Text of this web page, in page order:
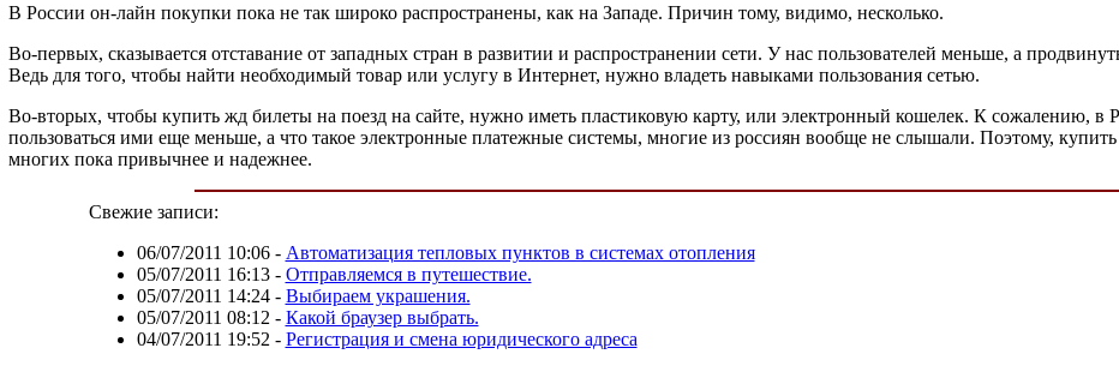
В России он-лайн покупки пока не так широко распространены, как на Западе. Причин тому, видимо, несколько.
Во-первых, сказывается отставание от западных стран в развитии и распространении сети. У нас пользователей меньше, а
Ведь для того, чтобы найти необходимый товар или услугу в Интернет, нужно владеть навыками пользования сетью.
Во-вторых, чтобы купить жд билеты на поезд на сайте, нужно иметь пластиковую карту, или электронный кошелек. К сожалению, в
пользоваться ими еще меньше, а что такое электронные платежные системы, многие из россиян вообще не слышали. Поэтому,
многих пока привычнее и надежнее.
Свежие записи:
06/07/2011 10:06- Автоматизация тепловых пунктов в системах отопления
05/07/2011 16:13- Отправляемся в путешествие.
05/07/2011 14:24- Выбираем украшения.
05/07/2011 08:12 - Какой браузер выбрать.
04/07/2011 19:52 - Регистрация и смена юридического адреса